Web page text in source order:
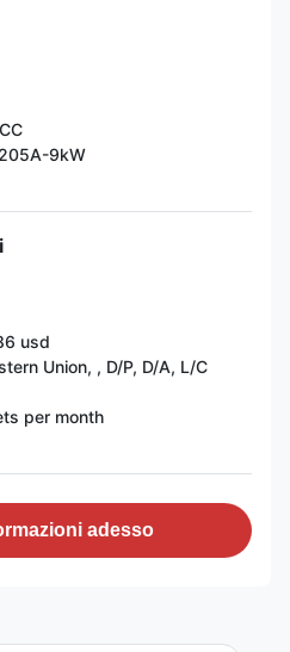
9kW
usd
Union, , D/P, D/A, L/C
per month
adesso